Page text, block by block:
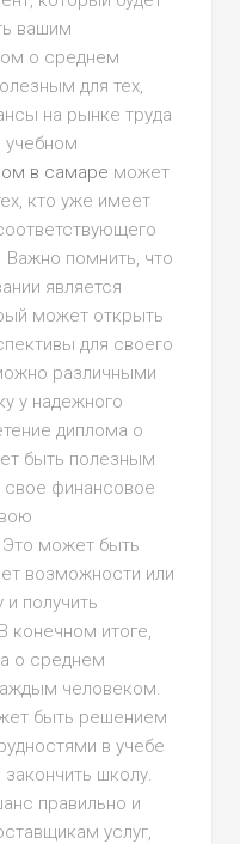
вашим
о среднем
для тех,
на рынке труда
учебном
в самаре может
кто уже имеет
Важно помнить, что
является
может открыть
для своего
различными
у надежного
диплома о
быть полезным
свое финансовое
может быть
возможности или
получить
конечном итоге,
о среднем
человеком.
быть решением
в учебе
школу.
правильно и
услуг,